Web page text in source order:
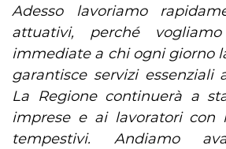
Adesso lavoriamo
attuativi, perché
immediate a chi ogni giorno
garantisce servizi essenziali
La Regione continuerà a
imprese e ai lavoratori con
tempestivi. Andiamo